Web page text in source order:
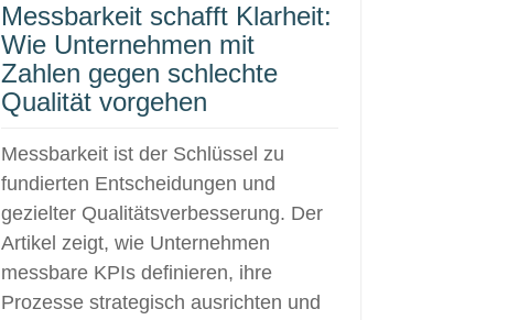
Messbarkeit schafft Klarheit:
Wie Unternehmen mit
Zahlen gegen schlechte
Qualität vorgehen
Messbarkeit ist der Schlüssel zu
fundierten Entscheidungen und
gezielter Qualitätsverbesserung. Der
Artikel zeigt, wie Unternehmen
messbare KPIs definieren, ihre
Prozesse strategisch ausrichten und